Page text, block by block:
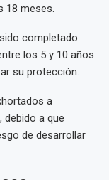
18 meses.
completado
los 5 y 10 años
su protección.
a
debido a que
de desarrollar